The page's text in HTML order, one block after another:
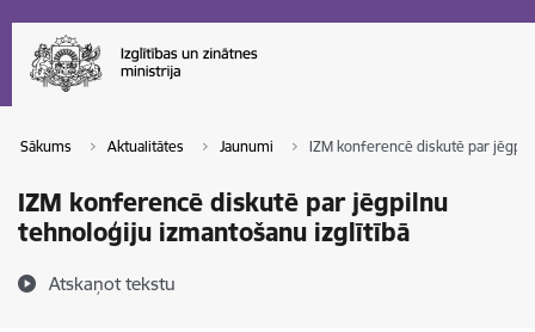
Sākums Aktualitātes Jaunumi IZM konferencē diskutē par
IZM konferencē diskutē par jēgpilnu
tehnoloģiju izmantošanu izglītībā
Atskaņot tekstu